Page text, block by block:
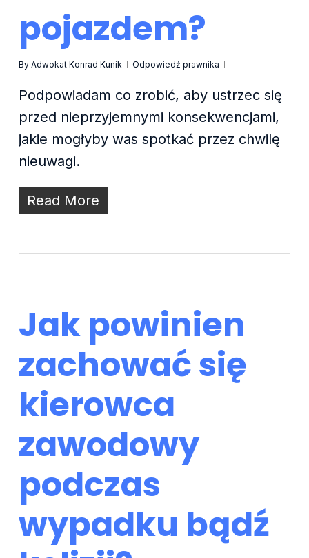
pojazdem?
By Adwokat Konrad Kunik Odpowiedź prawnika
Podpowiadam co zrobić, aby ustrzec się
przed nieprzyjemnymi konsekwencjami,
jakie mogłyby was spotkać przez chwilę
nieuwagi.
Read More
Jak powinien
zachować się
kierowca
zawodowy
podczas
wypadku bądź